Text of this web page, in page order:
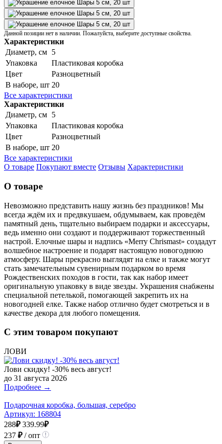
Данной позиции нет в наличии. Пожалуйста, выберите доступные свойства.
Характеристики
Диаметр, см 5
Упаковка
Пластиковая коробка
Цвет
Разноцветный
В наборе, шт 20
Все характеристики
Характеристики
Диаметр, см 5
Упаковка
Пластиковая коробка
Цвет
Разноцветный
В наборе, шт 20
Все характеристики
О товаре Покупают вместе Отзывы Характеристики
О товаре
Невозможно представить нашу жизнь без праздников! Мы
всегда ждём их и предвкушаем, обдумываем, как проведём
памятный день, тщательно выбираем подарки и аксессуары,
ведь именно они создают и поддерживают торжественный
настрой. Елочные шары и надпись «Merry Chrismast» создадут
волшебное настроение и подарят настоящую новогоднюю
атмосферу. Шары прекрасно выглядят на елке и также могут
стать замечательным сувенирным подарком во время
Рождественских походов в гости, так как набор имеет
оригинальную упаковку в виде звезды. Украшения снабжены
специальной петелькой, помогающей закрепить их на
новогодней елке. Также набор отлично будет смотреться и в
качестве декора для любого помещения.
С этим товаром покупают
ЛОВИ
Лови скидку! -30% весь август!
до 31 августа 2026
Подробнее →
Подарочная коробка, большая, серебро
Артикул: 168804
288₽ 339.99₽
237 ₽/ опт